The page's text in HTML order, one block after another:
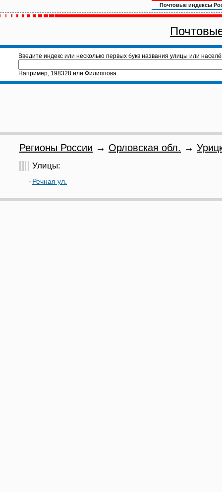
Почтовые индексы
Введите индекс или несколько первых букв названия улицы или
Например, 198328 или Филиппова.
Регионы России → Орловская обл. →
Улицы:
Речная ул.